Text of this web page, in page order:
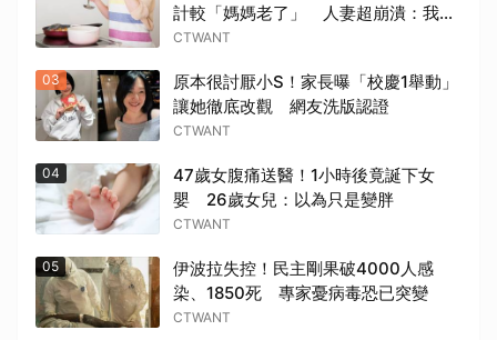
計較「媽媽老了」 人妻超崩潰：我像
台傭
CTWANT
03
原本很討厭小S！家長曝「校慶1舉動」
讓她徹底改觀 網友洗版認證
CTWANT
04
47歲女腹痛送醫！1小時後竟誕下女
嬰 26歲女兒：以為只是變胖
CTWANT
05
伊波拉失控！民主剛果破4000人感
染、1850死 專家憂病毒恐已突變
CTWANT